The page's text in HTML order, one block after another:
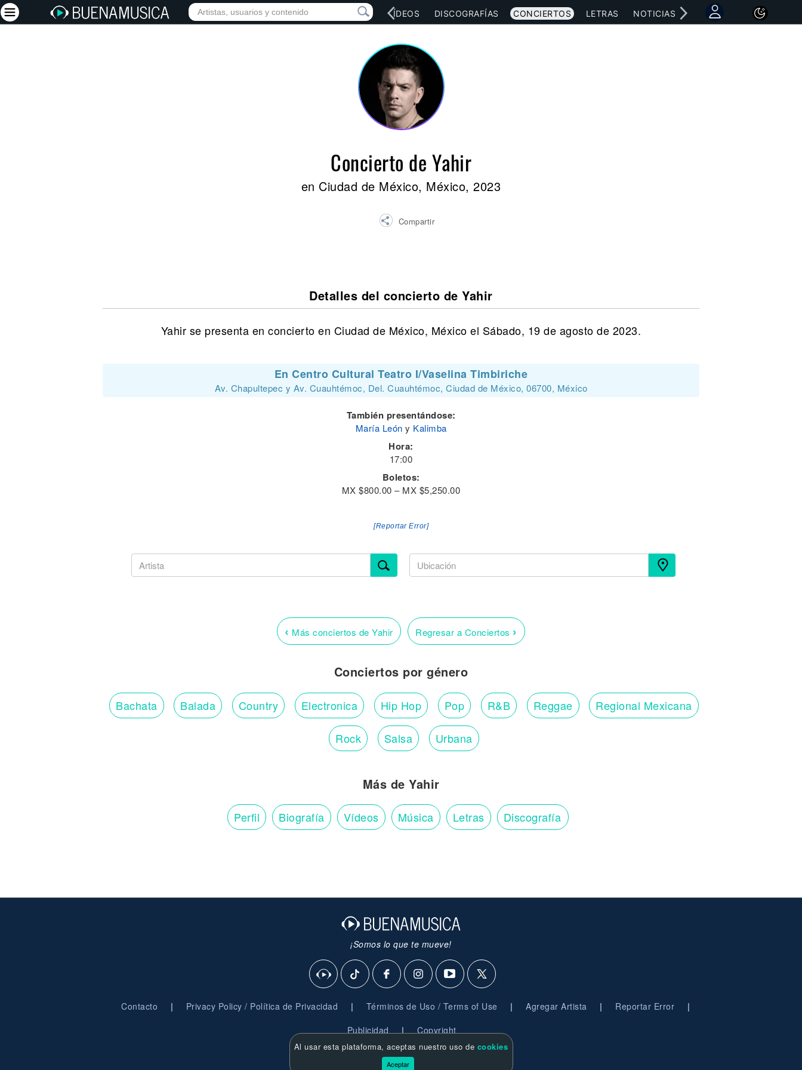
INICIO ARTISTAS RED SOCIAL MÚSICA VÍDEOS DISCOGRAFÍAS CONCIERTOS LETRAS NOTICIAS
Concierto de Yahir
en Ciudad de México, México, 2023
Compartir
Detalles del concierto de Yahir
Yahir se presenta en concierto en Ciudad de México, México el Sábado, 19 de agosto de 2023.
En Centro Cultural Teatro I/Vaselina Timbiriche
Av. Chapultepec y Av. Cuauhtémoc, Del. Cuauhtémoc, Ciudad de México, 06700, México
También presentándose:
María León y Kalimba
Hora:
17:00
Boletos:
MX $800.00 – MX $5,250.00
[Reportar Error]
‹ Más conciertos de Yahir Regresar a Conciertos ›
Conciertos por género
Bachata Balada Country Electronica Hip Hop Pop R&B Reggae Regional Mexicana
Rock Salsa Urbana
Más de Yahir
Perfil Biografía Vídeos Música Letras Discografía
¡Somos lo que te mueve!
Contacto | Privacy Policy / Política de Privacidad | Términos de Uso / Terms of Use | Agregar Artista | Reportar Error |
Publicidad | Copyright
© 2026 BuenaMusica.com - Derechos Reservados
Al usar esta plataforma, aceptas nuestro uso de cookies
Aceptar